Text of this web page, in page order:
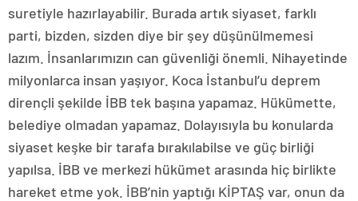
suretiyle hazırlayabilir. Burada artık siyaset, farklı
parti, bizden, sizden diye bir şey düşünülmemesi
lazım. İnsanlarımızın can güvenliği önemli. Nihayetinde
milyonlarca insan yaşıyor. Koca İstanbul’u deprem
dirençli şekilde İBB tek başına yapamaz. Hükümette,
belediye olmadan yapamaz. Dolayısıyla bu konularda
siyaset keşke bir tarafa bırakılabilse ve güç birliği
yapılsa. İBB ve merkezi hükümet arasında hiç birlikte
hareket etme yok. İBB’nin yaptığı KİPTAŞ var, onun da